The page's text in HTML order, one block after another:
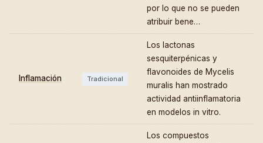
por lo que no se pueden
atribuir bene…
Inflamación Tradicional
Los lactonas
sesquiterpénicas y
flavonoides de Mycelis
muralis han mostrado
actividad antiinflamatoria
en modelos in vitro.
Los compuestos